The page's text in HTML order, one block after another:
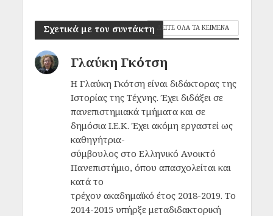
Σχετικά με τον συντάκτη ΔΕΙΤΕ ΟΛΑ ΤΑ ΚΕΙΜΕΝΑ
Γλαύκη Γκότση
Η Γλαύκη Γκότση είναι διδάκτορας της
Ιστορίας της Τέχνης. Έχει διδάξει σε
πανεπιστημιακά τμήματα και σε
δημόσια Ι.Ε.Κ. Έχει ακόμη εργαστεί ως
καθηγήτρια-
σύμβουλος στο Ελληνικό Ανοικτό
Πανεπιστήμιο, όπου απασχολείται και
κατά το
τρέχον ακαδημαϊκό έτος 2018-2019. Το
2014-2015 υπήρξε μεταδιδακτορική